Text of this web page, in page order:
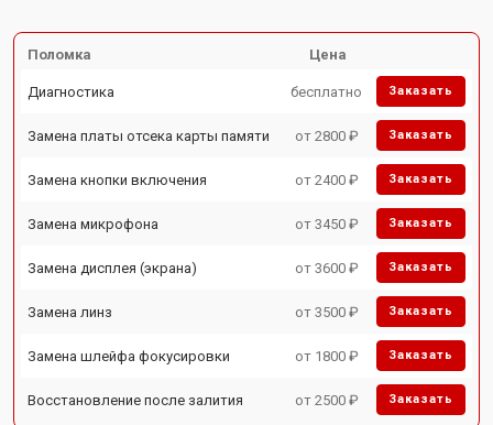
Поломка Цена
Диагностика бесплатно Заказать
Замена платы отсека карты памяти от 2800 ₽ Заказать
Замена кнопки включения от 2400 ₽ Заказать
Замена микрофона от 3450 ₽ Заказать
Замена дисплея (экрана) от 3600 ₽ Заказать
Замена линз от 3500 ₽ Заказать
Замена шлейфа фокусировки от 1800 ₽ Заказать
Восстановление после залития от 2500 ₽ Заказать